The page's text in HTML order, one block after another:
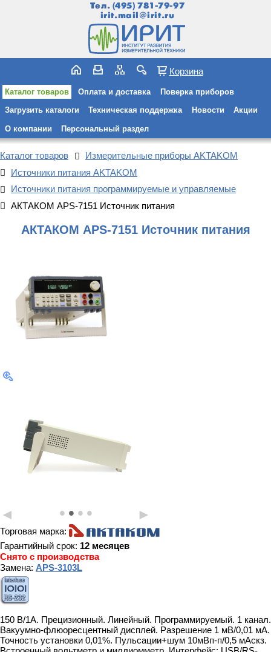
Тел. (495) 781-79-97
irit.mail@irit.ru
Корзина
Каталог товаров Оплата и доставка Поверка приборов
Загрузить каталоги Техническая поддержка Новости Акции
О компании Персональный раздел
Каталог товаров
Измерительные приборы AKTAKOM
Источники питания AKTAKOM
Источники питания программируемые и управляемые
АКТАКОМ APS-7151 Источник питания
АКТАКОМ APS-7151 Источник питания
• • • •
◄ ►
Торговая марка:
Гарантийный срок: 12 месяцев
Снято с производства
Замена: APS-3103L
150 В/1А. Прецизионный. Линейный. Программируемый. 1 канал.
Вакуумно-флюоресцентный дисплей. Разрешение 1 мВ/0,01 мА.
Точность установки 0,01%. Пульсации+шум 10мВп-п/0,5 мАскз.